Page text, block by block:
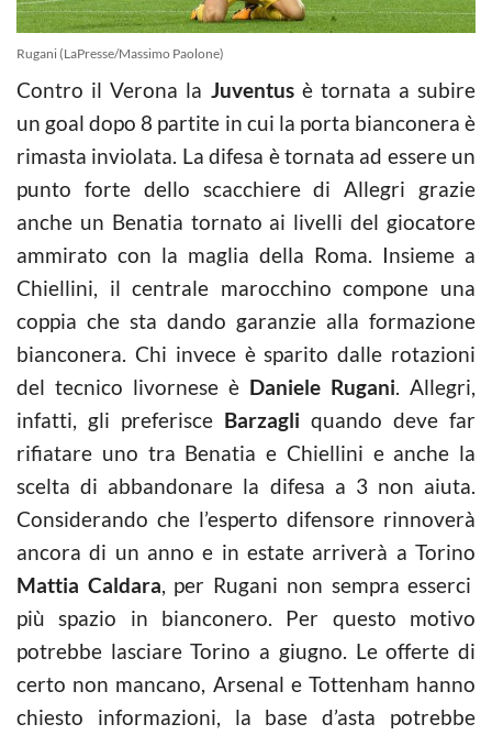
Rugani (LaPresse/Massimo Paolone)
Contro il Verona la Juventusè tornata a subire
un goal dopo 8 partite in cui la porta bianconera è
rimasta inviolata. La difesa è tornata ad essere un
punto forte dello scacchiere di Allegri grazie
anche un Benatia tornato ai livelli del giocatore
ammirato con la maglia della Roma. Insieme a
Chiellini, il centrale marocchino compone una
coppia che sta dando garanzie alla formazione
bianconera. Chi invece è sparito dalle rotazioni
del tecnico livornese è Daniele Rugani. Allegri,
infatti, gli preferisce Barzagli quando deve far
rifiatare uno tra Benatia e Chiellini e anche la
scelta di abbandonare la difesa a 3 non aiuta.
Considerando che l’esperto difensore rinnoverà
ancora di un anno e in estate arriverà a Torino
Mattia Caldara, per Rugani non sempra esserci
più spazio in bianconero. Per questo motivo
potrebbe lasciare Torino a giugno. Le offerte di
certo non mancano, Arsenal e Tottenham hanno
chiesto informazioni, la base d’asta potrebbe